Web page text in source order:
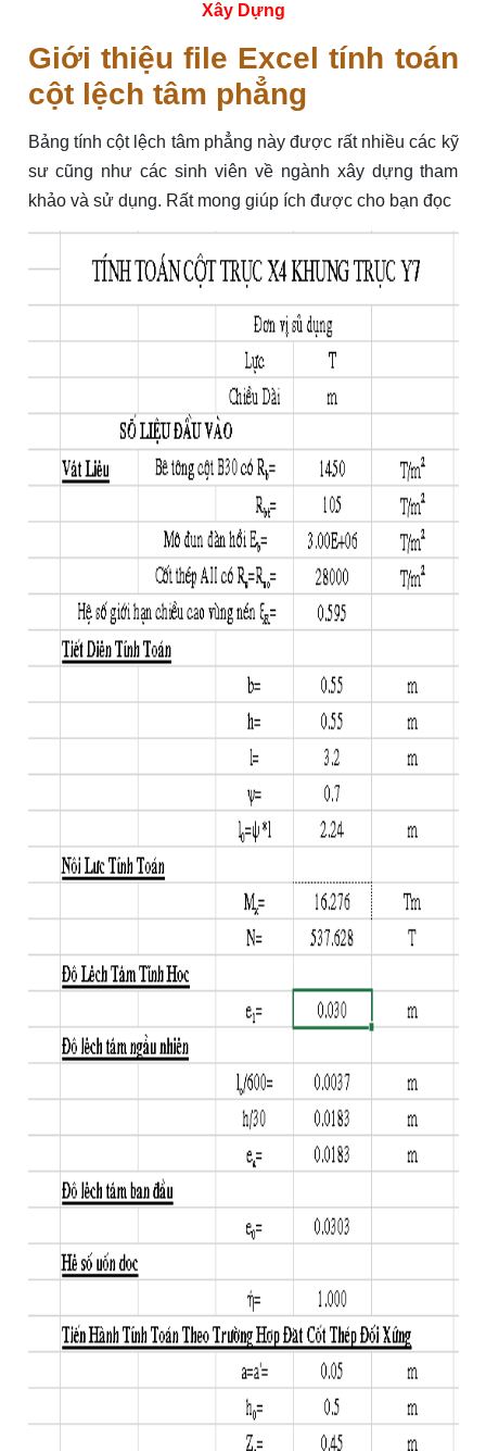
Xây Dựng
Giới thiệu file Excel tính toán
cột lệch tâm phẳng
Bảng tính cột lệch tâm phẳng này được rất nhiều các kỹ
sư cũng như các sinh viên về ngành xây dựng tham
khảo và sử dụng. Rất mong giúp ích được cho bạn đọc